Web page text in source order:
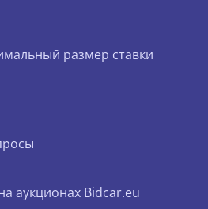
размер ставки
аукционах Bidcar.eu